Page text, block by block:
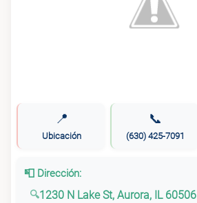
📍
Ubicación
📞
(630) 425-7091
📮 Dirección:
1230 N Lake St, Aurora, IL 60506